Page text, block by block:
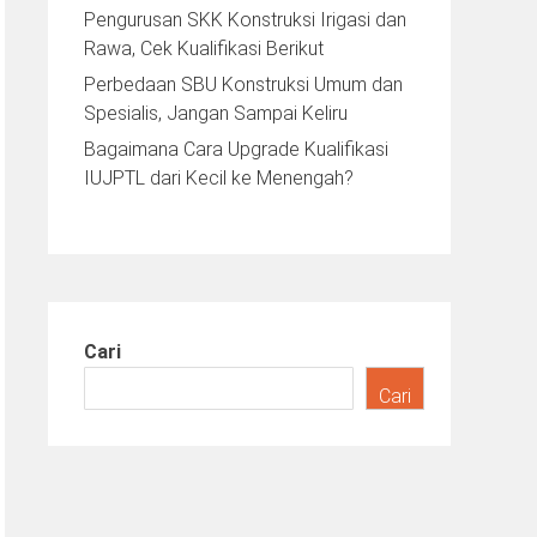
Pengurusan SKK Konstruksi Irigasi dan
Rawa, Cek Kualifikasi Berikut
Perbedaan SBU Konstruksi Umum dan
Spesialis, Jangan Sampai Keliru
Bagaimana Cara Upgrade Kualifikasi
IUJPTL dari Kecil ke Menengah?
Cari
Cari